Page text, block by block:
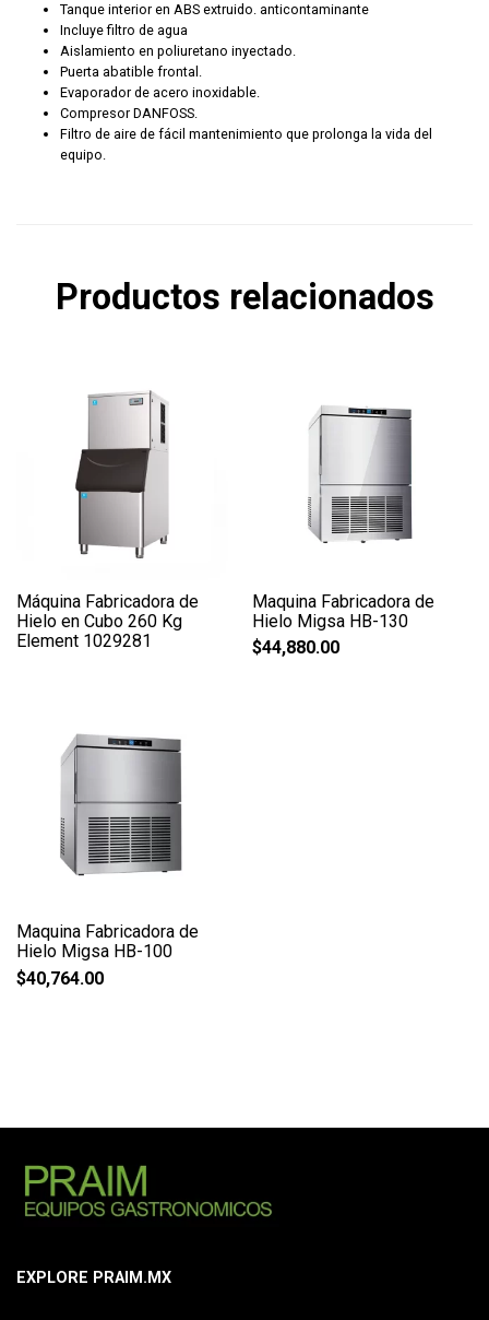
Tanque interior en ABS extruido. anticontaminante
Incluye filtro de agua
Aislamiento en poliuretano inyectado.
Puerta abatible frontal.
Evaporador de acero inoxidable.
Compresor DANFOSS.
Filtro de aire de fácil mantenimiento que prolonga la vida del
equipo.
Productos relacionados
Máquina Fabricadora de
Hielo en Cubo 260 Kg
Element 1029281
Maquina Fabricadora de
Hielo Migsa HB-130
$44,880.00
Maquina Fabricadora de
Hielo Migsa HB-100
$40,764.00
EXPLORE PRAIM.MX